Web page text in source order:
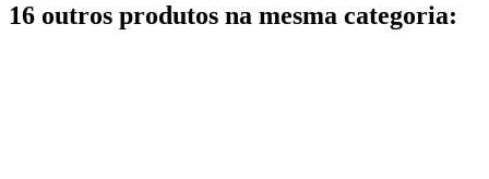
16 outros produtos na mesma categoria: